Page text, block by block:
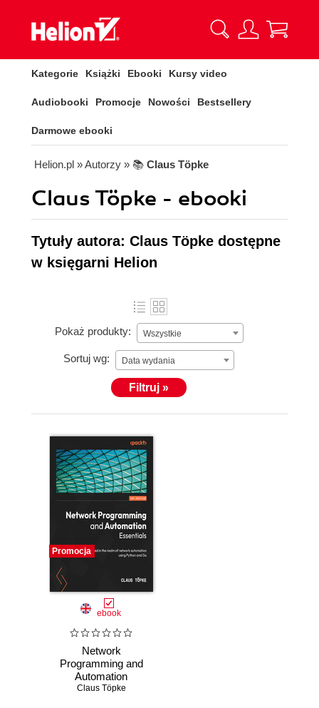
Kategorie Książki Ebooki Kursy video
Audiobooki Promocje Nowości Bestsellery
Darmowe ebooki
Helion.pl » Autorzy » 📚 Claus Töpke
Claus Töpke - ebooki
Tytuły autora: Claus Töpke dostępne
w księgarni Helion
Pokaż produkty: Wszystkie
Sortuj wg: Data wydania
Filtruj »
Promocja
ebook
Network
Programming and
Automation
Essentials. Get
Claus Töpke